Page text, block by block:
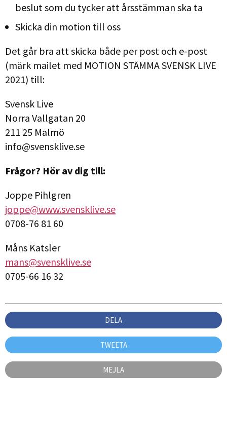
beslut som du tycker att årsstämman ska ta
Skicka din motion till oss
Det går bra att skicka både per post och e-post
(märk mailet med MOTION STÄMMA SVENSK LIVE
2021) till:
Svensk Live
Norra Vallgatan 20
211 25 Malmö
info@svensklive.se
Frågor? Hör av dig till:
Joppe Pihlgren
joppe@www.svensklive.se
0708-76 81 60
Måns Katsler
mans@svensklive.se
0705-66 16 32
DELA
TWEETA
MEJLA